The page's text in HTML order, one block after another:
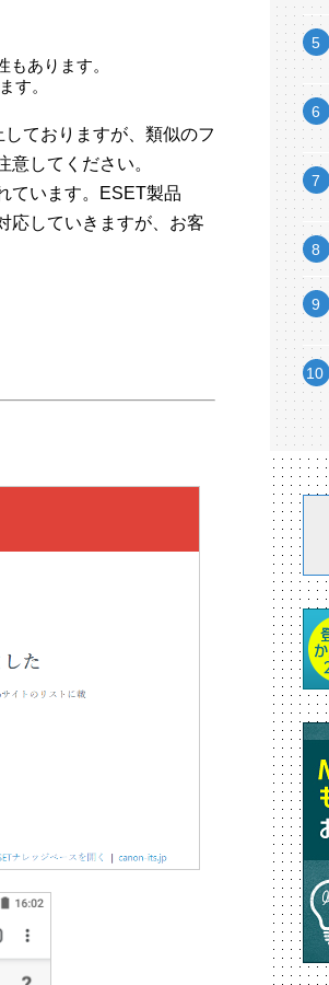
あります。
す。
ておりますが、類似のフ
してください。
ています。ESET製品
応していきますが、お客